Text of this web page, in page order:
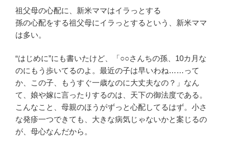
祖父母の心配に、新米ママはイラっとする
孫の心配をする祖父母にイラっとするという、新米ママ
は多い。
“はじめに”にも書いたけど、「○○さんちの孫、10カ月な
のにもう歩いてるのよ。最近の子は早いわね……って
か、この子、もうすぐ一歳なのに大丈夫なの？」なん
て、娘や嫁に言ったりするのは、天下の御法度である。
こんなこと、母親のほうがずっと心配してるはず。小さ
な発疹一つできても、大きな病気じゃないかと案じるの
が、母心なんだから。